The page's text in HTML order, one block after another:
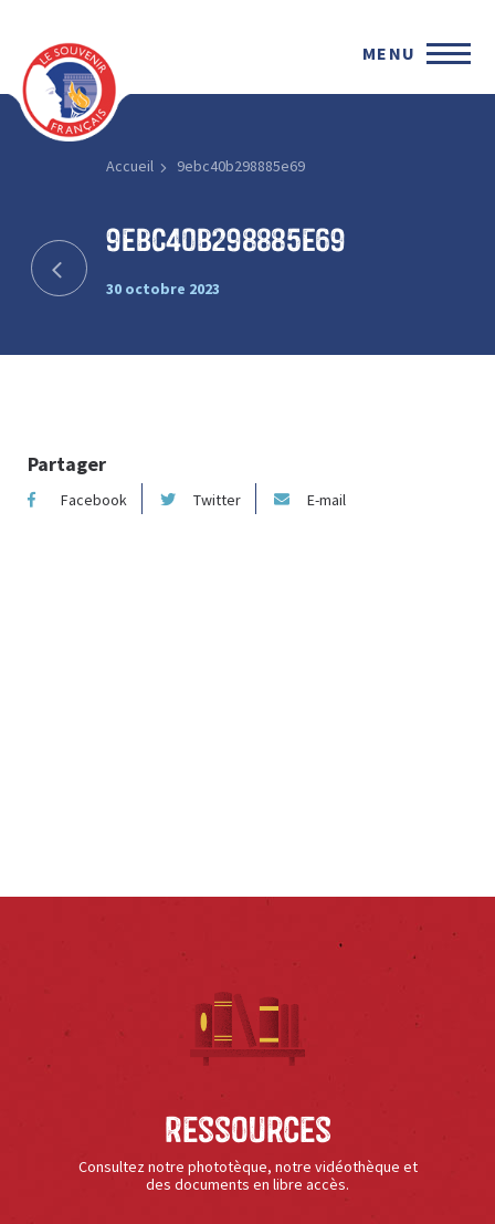
MENU
Accueil 9ebc40b298885e69
9ebc40b298885e69
30 octobre 2023
Partager
Facebook Twitter E-mail
Ressources
Consultez notre phototèque, notre vidéothèque et
des documents en libre accès.